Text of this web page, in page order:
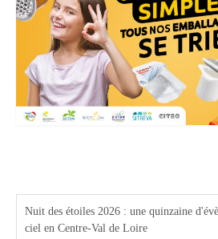
Nuit des étoiles 2026 : une quinzaine
ciel en Centre-Val de Loire